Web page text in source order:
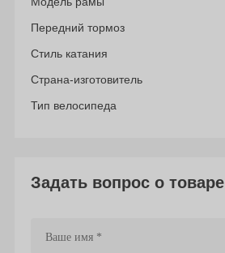
Передний тормоз
Стиль катания
Страна-изготовитель
Тип велосипеда
Задать вопрос о товаре